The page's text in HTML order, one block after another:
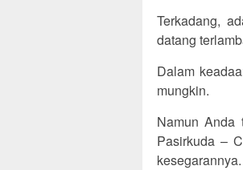
Terkadang,
datang
Dalam
mungkin.
Namun Anda
Pasirkuda –
kesegarannya.